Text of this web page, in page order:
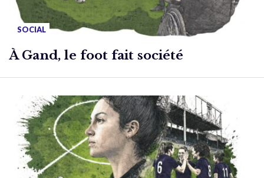
SOCIAL
À Gand, le foot fait société